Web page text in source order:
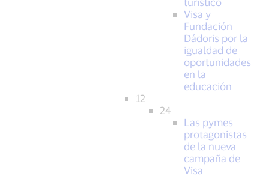
Visa y
Fundación
Dádoris por la
igualdad de
oportunidades
en la
educación
12
24
Las pymes
protagonistas
de la nueva
campaña de
Visa